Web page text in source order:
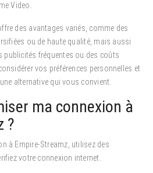
Video.
des avantages variés, comme des
ou de haute qualité, mais aussi
publicités fréquentes ou des coûts
vos préférences personnelles et
alternative qui vous convient.
ma connexion à
?
à Empire-Streamz, utilisez des
votre connexion internet.